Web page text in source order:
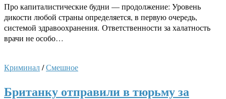
Про капиталистические будни — продолжение: Уровень
дикости любой страны определяется, в первую очередь,
системой здравоохранения. Ответственности за халатность
врачи не особо…
Криминал/Смешное
Британку отправили в тюрьму за